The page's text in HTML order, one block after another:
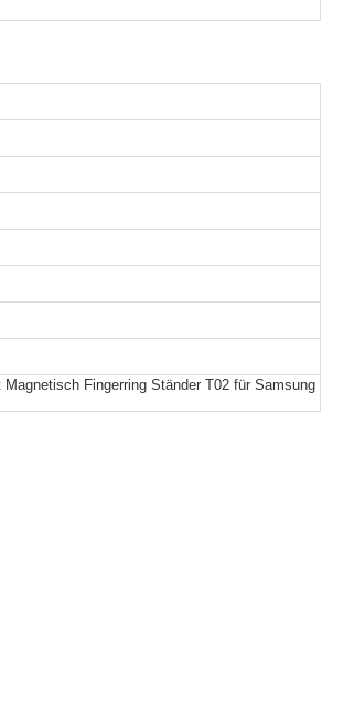
Fingerring Ständer T02 für Samsung